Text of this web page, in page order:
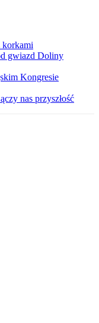
korkami
gwiazd Doliny
Kongresie
nas przyszłość